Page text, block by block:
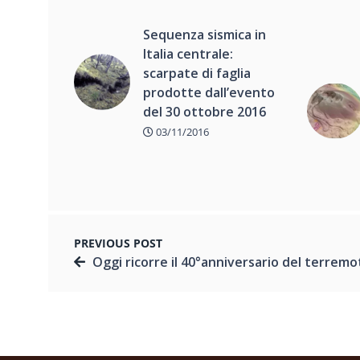
Sequenza sismica in
Italia centrale:
scarpate di faglia
prodotte dall’evento
del 30 ottobre 2016
03/11/2016
PREVIOUS POST
Oggi ricorre il 40°anniversario del terremoto del Friuli, l’INGV ha ricordato quel